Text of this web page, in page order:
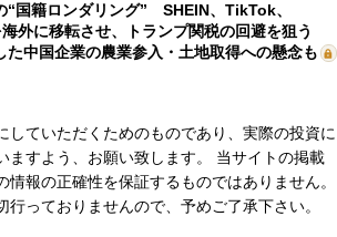
“国籍ロンダリング” SHEIN、TikTok、
外に移転させ、トランプ関税の回避を狙う
た中国企業の農業参入・土地取得への懸念も
ていただくためのものであり、実際の投資に
ますよう、お願い致します。 当サイトの掲載
報の正確性を保証するものではありません。
っておりませんので、予めご了承下さい。